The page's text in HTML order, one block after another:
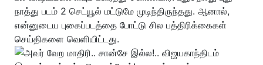
நாத்து படம் 2 செட்யூல் மட்டுமே முடிந்திருந்தது. ஆனால்,
என்னுடைய புகைப்படத்தை போட்டு சில பத்திரிக்கைகள்
செய்திகளை வெளியிட்டது.